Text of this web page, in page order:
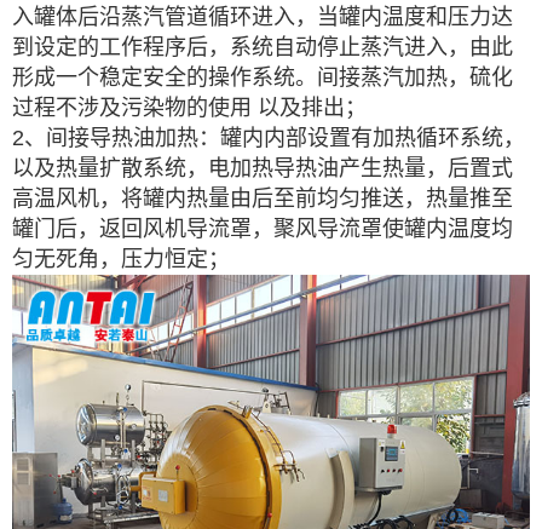
入罐体后沿蒸汽管道循环进入，当罐内温度和压力达
到设定的工作程序后，系统自动停止蒸汽进入，由此
形成一个稳定安全的操作系统。间接蒸汽加热，硫化
过程不涉及污染物的使用 以及排出；
2、间接导热油加热：罐内内部设置有加热循环系统，
以及热量扩散系统，电加热导热油产生热量，后置式
高温风机，将罐内热量由后至前均匀推送，热量推至
罐门后，返回风机导流罩，聚风导流罩使罐内温度均
匀无死角，压力恒定；